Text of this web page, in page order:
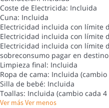
Coste de Electricida: Incluida
Cuna: Incluida
Electricidad incluida con límite
Electricidad incluida con límite
Electricidad incluida con límite
sobreconsumo pagar en
Limpieza final: Incluida
Ropa de cama: Incluida
Silla de bebé: Incluida
Toallas: Incluida (cambio cada 4
Ver másVer menos